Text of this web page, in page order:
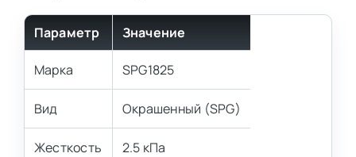
Параметр Значение
Марка SPG1825
Вид Окрашенный (SPG)
Жесткость 2.5 кПа